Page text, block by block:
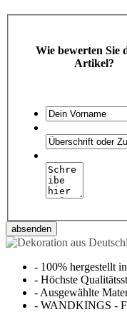
Wie bewerten Sie
Artikel?
absenden
- 100% hergestellt
- Höchste
-Ausgewählte
- WANDKINGS -